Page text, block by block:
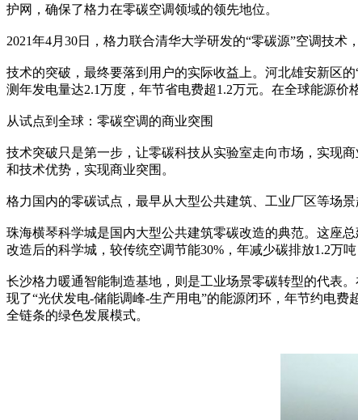
护网，确保了格力在零碳空调领域的领先地位。
2021年4月30日，格力联合清华大学研发的“零碳源”空调技
技术的突破，最终要落到用户的实际收益上。河北雄安新区
测年发电量达2.1万度，年节省电费超1.2万元。在全球能源价
从试点到全球：零碳空调的商业突围
技术突破只是第一步，让零碳科技从实验室走向市场，实现
和技术优势，实现商业突围。
格力国内的零碳试点，最早从大型公共建筑、工业厂区等场
珠海横琴科学城是国内大型公共建筑零碳改造的典范。这座
改造后的科学城，较传统空调节能30%，年减少碳排放1.2万
长沙格力暖通智能制造基地，则是工业场景零碳转型的代表
现了“光伏发电-储能调峰-生产用电”的能源闭环，年节约电
全链条的绿色发展模式。